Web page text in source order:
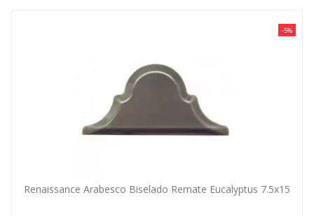
-5%
Renaissance Arabesco Biselado Remate Eucalyptus 7.5x15